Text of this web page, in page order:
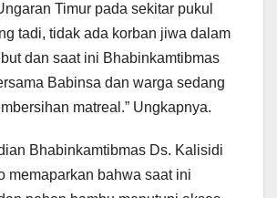
Timur pada sekitar pukul
tadi, tidak ada korban jiwa dalam
dan saat ini Bhabinkamtibmas
Babinsa dan warga sedang
matreal.” Ungkapnya.
Bhabinkamtibmas Ds. Kalisidi
memaparkan bahwa saat ini